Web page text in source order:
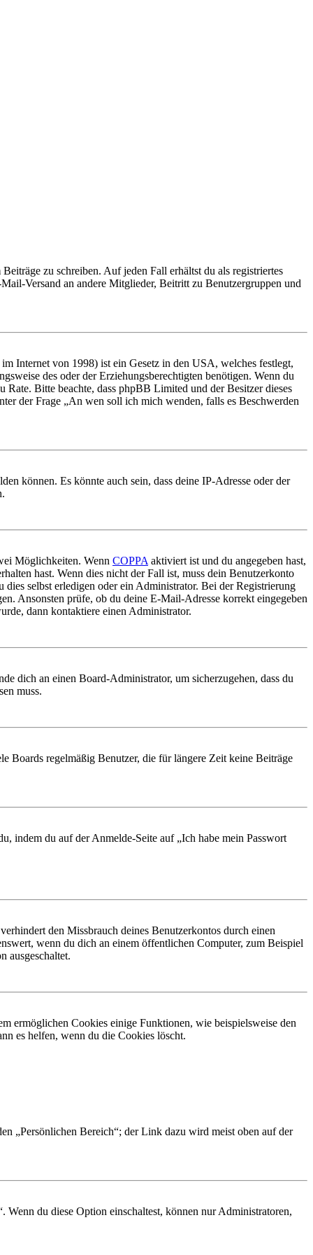
zu schreiben. Auf jeden Fall erhältst du als registriertes
Versand an andere Mitglieder, Beitritt zu Benutzergruppen und
Internet von 1998) ist ein Gesetz in den USA, welches festlegt,
des oder der Erziehungsberechtigten benötigen. Wenn du
Bitte beachte, dass phpBB Limited und der Besitzer dieses
der Frage „An wen soll ich mich wenden, falls es Beschwerden
können. Es könnte auch sein, dass deine IP-Adresse oder der
Möglichkeiten. Wenn COPPA aktiviert ist und du angegeben hast,
hast. Wenn dies nicht der Fall ist, muss dein Benutzerkonto
selbst erledigen oder ein Administrator. Bei der Registrierung
Ansonsten prüfe, ob du deine E-Mail-Adresse korrekt eingegeben
dann kontaktiere einen Administrator.
dich an einen Board-Administrator, um sicherzugehen, dass du
muss.
Boards regelmäßig Benutzer, die für längere Zeit keine Beiträge
indem du auf der Anmelde-Seite auf „Ich habe mein Passwort
den Missbrauch deines Benutzerkontos durch einen
wenn du dich an einem öffentlichen Computer, zum Beispiel
ausgeschaltet.
ermöglichen Cookies einige Funktionen, wie beispielsweise den
es helfen, wenn du die Cookies löscht.
„Persönlichen Bereich“; der Link dazu wird meist oben auf der
du diese Option einschaltest, können nur Administratoren,